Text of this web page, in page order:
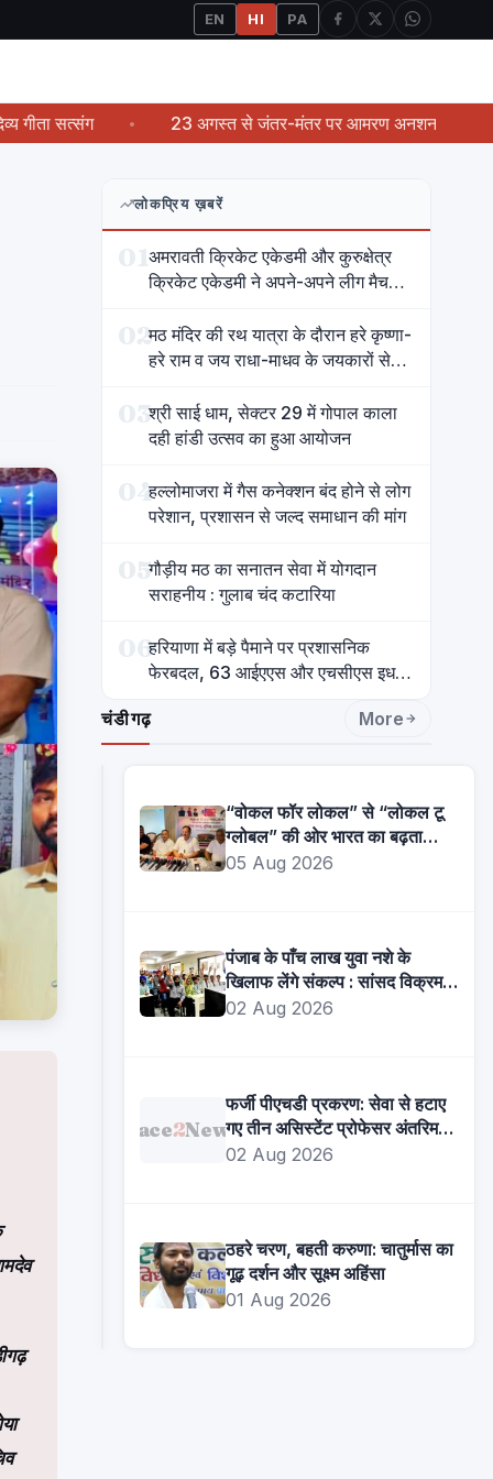
EN HI PA
23 अगस्त से जंतर-मंतर पर आमरण अनशन करेंगे प्रताप सिंह राणा
लोकप्रिय ख़बरें
01अमरावती क्रिकेट एकेडमी और कुरुक्षेत्र
क्रिकेट एकेडमी ने अपने-अपने लीग मैच
02मठ मंदिर की रथ यात्रा के दौरान हरे कृष्णा-
हरे राम व जय राधा-माधव के जयकारों से
03श्री साई धाम, सेक्टर 29 में गोपाल काला
दही हांडी उत्सव का हुआ आयोजन
04हल्लोमाजरा में गैस कनेक्शन बंद होने से लोग
परेशान, प्रशासन से जल्द समाधान की मांग
05गौड़ीय मठ का सनातन सेवा में योगदान
सराहनीय : गुलाब चंद कटारिया
06हरियाणा में बड़े पैमाने पर प्रशासनिक
फेरबदल, 63 आईएएस और एचसीएस इधर
चंडीगढ़
More
अगस्त
पर
आमरण
अनशन
पर
आरक्षण,
दिव्यांगों
06
Aug
2026
“वोकल फॉर लोकल” से “लोकल टू
ग्लोबल” की ओर भारत का बढ़ता
कदम, 12 से 15 अगस्त तक भारत
05 Aug 2026
पंजाब के पाँच लाख युवा नशे के
खिलाफ लेंगे संकल्प : सांसद विक्रम
साहनी
02 Aug 2026
Face2News
फर्जी पीएचडी प्रकरण: सेवा से हटाए
गए तीन असिस्टेंट प्रोफेसर अंतरिम
राहत के बाद फिर हुए कार्यभार ग्रहण
02 Aug 2026
ठहरे चरण, बहती करुणा: चातुर्मास का
गूढ़ दर्शन और सूक्ष्म अहिंसा
01 Aug 2026